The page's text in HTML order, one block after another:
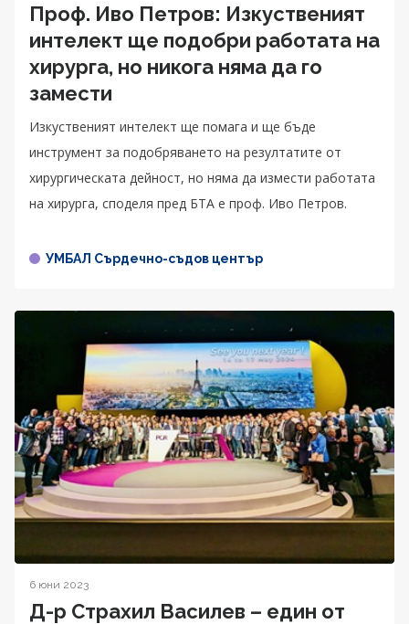
Проф. Иво Петров: Изкуственият
интелект ще подобри работата на
хирурга, но никога няма да го
замести
Изкуственият интелект ще помага и ще бъде
инструмент за подобряването на резултатите от
хирургическата дейност, но няма да измести работата
на хирурга, споделя пред БТА е проф. Иво Петров.
УМБАЛ Сърдечно-съдов център
6 юни 2023
Д-р Страхил Василев – един от